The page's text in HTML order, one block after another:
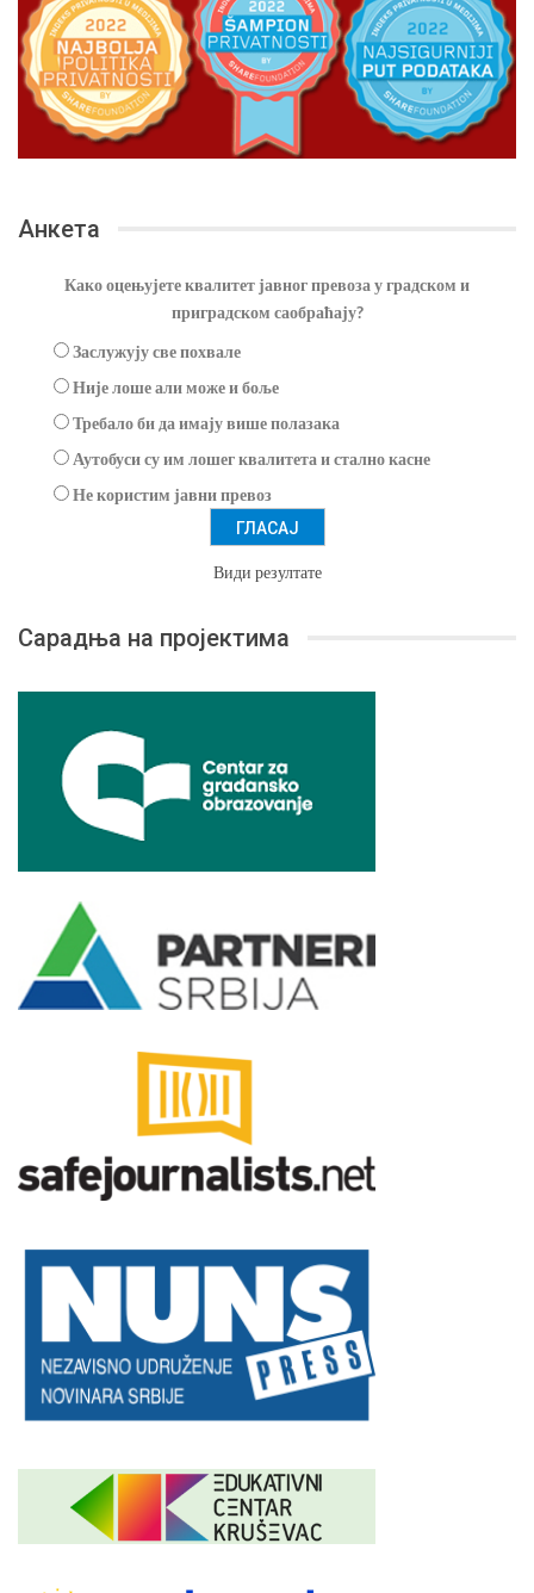
Анкета
Како оцењујете квалитет јавног превоза у градском и
приградском саобраћају?
Заслужују све похвале
Није лоше али може и боље
Требало би да имају више полазака
Аутобуси су им лошег квалитета и стално касне
Не користим јавни превоз
Види резултате
Сарадња на пројектима